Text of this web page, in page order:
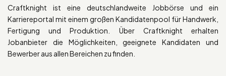
Craftknight ist eine deutschlandweite Jobbörse und ein
Karriereportal mit einem großen Kandidatenpool für Handwerk,
Fertigung und Produktion. Über Craftknight erhalten
Jobanbieter die Möglichkeiten, geeignete Kandidaten und
Bewerber aus allen Bereichen zu finden.